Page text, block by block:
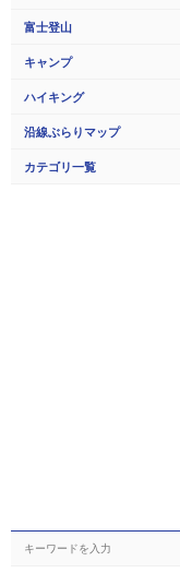
富士登山
キャンプ
ハイキング
沿線ぶらりマップ
カテゴリ一覧